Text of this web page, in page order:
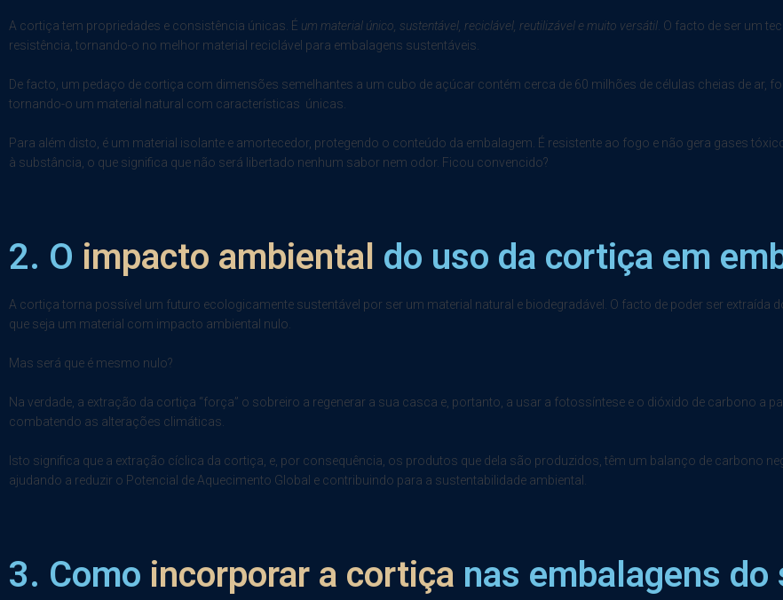
A cortiça tem propriedades e consistência únicas. É um material único, sustentável, reciclável, reutilizável e muito versátil . O facto de ser um
resistência, tornando-o no melhor material reciclável para embalagens sustentáveis.
De facto, um pedaço de cortiça com dimensões semelhantes a um cubo de açúcar contém cerca de 60 milhões de células cheias de
tornando-o um material natural com características únicas.
Para além disto, é um material isolante e amortecedor, protegendo o conteúdo da embalagem. É resistente ao fogo e não gera gases
à substância, o que significa que não será libertado nenhum sabor nem odor. Ficou convencido?
2. O impacto ambiental do uso da cortiça em
A cortiça torna possível um futuro ecologicamente sustentável por ser um material natural e biodegradável. O facto de poder ser extraída
que seja um material com impacto ambiental nulo.
Mas será que é mesmo nulo?
Na verdade, a extração da cortiça “força” o sobreiro a regenerar a sua casca e, portanto, a usar a fotossíntese e o dióxido de carbono a
combatendo as alterações climáticas.
Isto significa que a extração cíclica da cortiça, e, por consequência, os produtos que dela são produzidos, têm um balanço de carbono
ajudando a reduzir o Potencial de Aquecimento Global e contribuindo para a sustentabilidade ambiental.
3. Como incorporar a cortiça nas embalagens